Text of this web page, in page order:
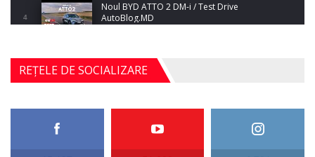
4
Noul BYD ATTO 2 DM-i / Test Drive
AutoBlog.MD
17:35
5
Noul Mercedes-Benz S-Class facelift (S 580
4MATIC V223) / Test Drive AutoBlog.MD
27:33
REȚELE DE SOCIALIZARE